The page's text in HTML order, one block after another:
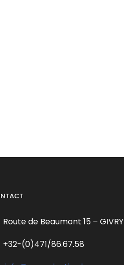
Route de Beaumont 15 – GIVRY
+32-(0)471/86.67.58